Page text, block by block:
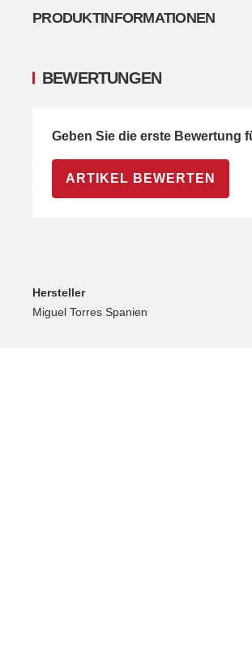
PRODUKTINFORMATIONEN
BEWERTUNGEN
Geben Sie die erste Bewertung
ARTIKEL BEWERTEN
Hersteller
Miguel Torres Spanien